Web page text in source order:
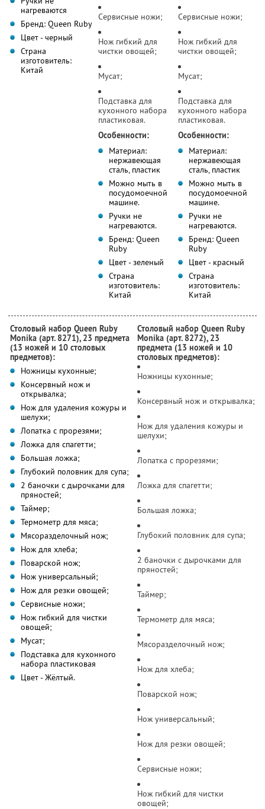
нагреваются
Бренд: Queen Ruby
Цвет - черный
Страна
изготовитель:
Китай
Сервисные ножи;
Нож гибкий для
чистки овощей;
Мусат;
Подставка для
кухонного набора
пластиковая.
Особенности:
Материал:
нержавеющая
сталь, пластик
Можно мыть в
посудомоечной
машине.
Ручки не
нагреваются.
Бренд: Queen
Ruby
Цвет - зеленый
Страна
изготовитель:
Китай
Сервисные ножи;
Нож гибкий для
чистки овощей;
Мусат;
Подставка для
кухонного набора
пластиковая.
Особенности:
Материал:
нержавеющая
сталь, пластик
Можно мыть в
посудомоечной
машине.
Ручки не
нагреваются.
Бренд: Queen
Ruby
Цвет - красный
Страна
изготовитель:
Китай
Столовый набор Queen Ruby
Monika (арт. 8271), 23 предмета
(13 ножей и 10 столовых
предметов):
Ножницы кухонные;
Консервный нож и
открывалка;
Нож для удаления кожуры и
шелухи;
Лопатка с прорезями;
Ложка для спагетти;
Большая ложка;
Глубокий половник для супа;
2 баночки с дырочками для
пряностей;
Таймер;
Термометр для мяса;
Мясоразделочный нож;
Нож для хлеба;
Поварской нож;
Нож универсальный;
Нож для резки овощей;
Сервисные ножи;
Нож гибкий для чистки
овощей;
Мусат;
Подставка для кухонного
набора пластиковая
Цвет - Жёлтый.
Столовый набор Queen Ruby
Monika (арт. 8272), 23
предмета (13 ножей и 10
столовых предметов):
Ножницы кухонные;
Консервный нож и открывалка;
Нож для удаления кожуры и
шелухи;
Лопатка с прорезями;
Ложка для спагетти;
Большая ложка;
Глубокий половник для супа;
2 баночки с дырочками для
пряностей;
Таймер;
Термометр для мяса;
Мясоразделочный нож;
Нож для хлеба;
Поварской нож;
Нож универсальный;
Нож для резки овощей;
Сервисные ножи;
Нож гибкий для чистки
овощей;